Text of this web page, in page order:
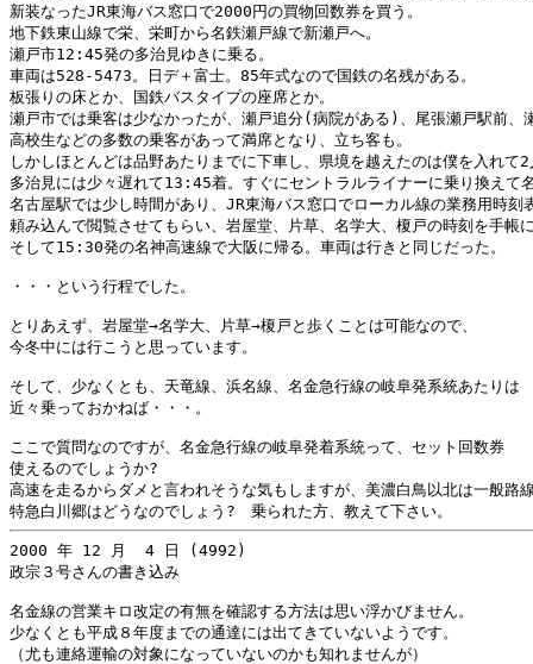
新装なったJR東海バス窓口で2000円の買物回数券を買う。
地下鉄東山線で栄、栄町から名鉄瀬戸線で新瀬戸へ。
瀬戸市12:45発の多治見ゆきに乗る。
車両は528-5473。日デ＋富士。85年式なので国鉄の名残がある。
板張りの床とか、国鉄バスタイプの座席とか。
瀬戸市では乗客は少なかったが、瀬戸追分(病院がある)、尾張瀬戸駅前、
高校生などの多数の乗客があって満席となり、立ち客も。
しかしほとんどは品野あたりまでに下車し、県境を越えたのは僕を入れて2
多治見には少々遅れて13:45着。すぐにセントラルライナーに乗り換えて
名古屋駅では少し時間があり、JR東海バス窓口でローカル線の業務用時刻
頼み込んで閲覧させてもらい、岩屋堂、片草、名学大、榎戸の時刻を手帳
そして15:30発の名神高速線で大阪に帰る。車両は行きと同じだった。
・・・という行程でした。
とりあえず、岩屋堂→名学大、片草→榎戸と歩くことは可能なので、
今冬中には行こうと思っています。
そして、少なくとも、天竜線、浜名線、名金急行線の岐阜発系統あたりは
近々乗っておかねば・・・。
ここで質問なのですが、名金急行線の岐阜発着系統って、セット回数券
使えるのでしょうか?
高速を走るからダメと言われそうな気もしますが、美濃白鳥以北は一般路
2000 年 12 月  4 日 (4992)
政宗３号さんの書き込み
名金線の営業キロ改定の有無を確認する方法は思い浮かびません。
少なくとも平成８年度までの通達には出てきていないようです。
（尤も連絡運輸の対象になっていないのかも知れませんが）